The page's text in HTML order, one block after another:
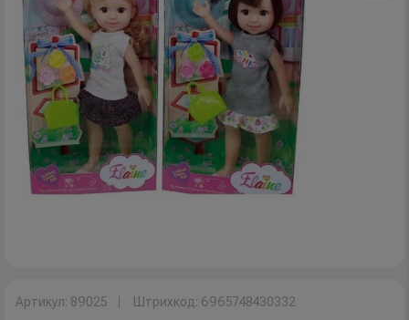
Артикул: 89025 Штрихкод: 6965748430332